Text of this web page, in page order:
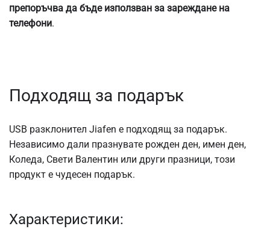
препоръчва да бъде използван за зареждане на
телефони.
Подходящ за подарък
USB разклонител Jiafen е подходящ за подарък.
Независимо дали празнувате рожден ден, имен ден,
Коледа, Свети Валентин или други празници, този
продукт е чудесен подарък.
Характеристики: